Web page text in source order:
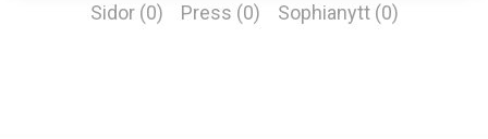
Sidor (0) Press (0) Sophianytt (0)